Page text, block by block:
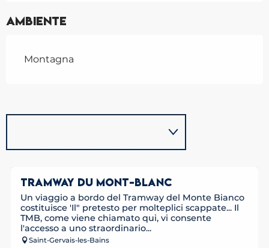
Ambiente
Montagna
TRAMWAY DU MONT-BLANC
Un viaggio a bordo del Tramway del Monte Bianco
costituisce 'Il" pretesto per molteplici scappate... Il
TMB, come viene chiamato qui, vi consente
l'accesso a uno straordinario...
Saint-Gervais-les-Bains